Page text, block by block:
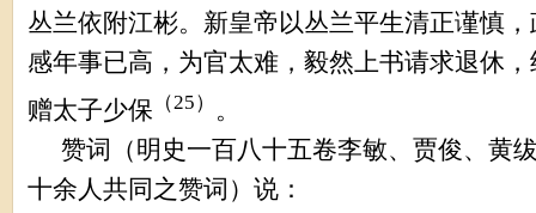
丛兰依附江彬。新皇帝以丛兰平生清正谨慎
感年事已高，为官太难，毅然上书请求退休
赠太子少保 （25） 。
赞词（明史一百八十五卷李敏、贾俊、黄
十余人共同之赞词）说：